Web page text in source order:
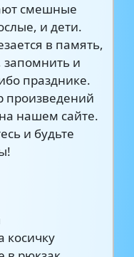
смешные
и дети.
в память,
запомнить и
празднике.
произведений
нашем сайте.
и будьте
косичку